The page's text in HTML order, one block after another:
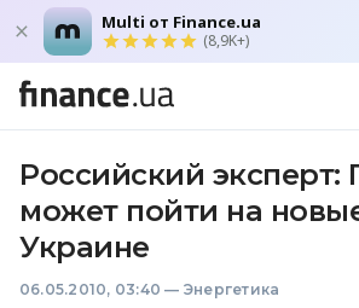
Multi от Finance.ua
(8,9K+)
Российский эксперт:
может пойти на
Украине
06.05.2010, 03:40 — Энергетика